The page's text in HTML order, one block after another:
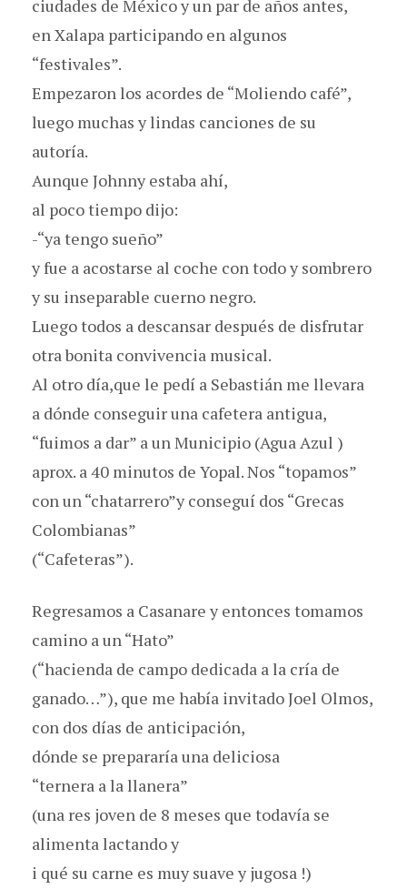
ciudades de México y un par de años antes,
en Xalapa participando en algunos
“festivales”.
Empezaron los acordes de “Moliendo café”,
luego muchas y lindas canciones de su
autoría.
Aunque Johnny estaba ahí,
al poco tiempo dijo:
-“ya tengo sueño”
y fue a acostarse al coche con todo y sombrero
y su inseparable cuerno negro.
Luego todos a descansar después de disfrutar
otra bonita convivencia musical.
Al otro día,que le pedí a Sebastián me llevara
a dónde conseguir una cafetera antigua,
“fuimos a dar” a un Municipio (Agua Azul )
aprox. a 40 minutos de Yopal. Nos “topamos”
con un “chatarrero”y conseguí dos “Grecas
Colombianas”
(“Cafeteras”).
Regresamos a Casanare y entonces tomamos
camino a un “Hato”
(“hacienda de campo dedicada a la cría de
ganado…”), que me había invitado Joel Olmos,
con dos días de anticipación,
dónde se prepararía una deliciosa
“ternera a la llanera”
(una res joven de 8 meses que todavía se
alimenta lactando y
i qué su carne es muy suave y jugosa !)